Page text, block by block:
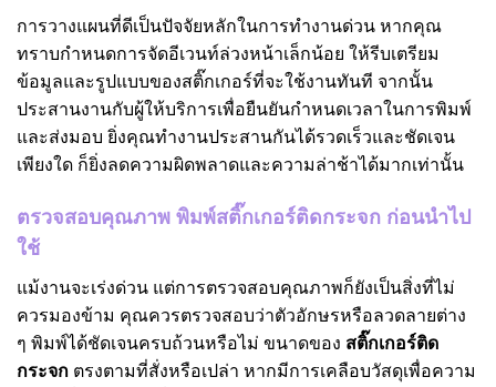
การวางแผนที่ดีเป็นปัจจัยหลักในการทำงานด่วน หากคุณ
ทราบกำหนดการจัดอีเวนท์ล่วงหน้าเล็กน้อย ให้รีบเตรียม
ข้อมูลและรูปแบบของสติ๊กเกอร์ที่จะใช้งานทันที จากนั้น
ประสานงานกับผู้ให้บริการเพื่อยืนยันกำหนดเวลาในการพิมพ์
และส่งมอบ ยิ่งคุณทำงานประสานกันได้รวดเร็วและชัดเจน
เพียงใด ก็ยิ่งลดความผิดพลาดและความล่าช้าได้มากเท่านั้น
ตรวจสอบคุณภาพ พิมพ์สติ๊กเกอร์ติดกระจก ก่อนนำไป
ใช้
แม้งานจะเร่งด่วน แต่การตรวจสอบคุณภาพก็ยังเป็นสิ่งที่ไม่
ควรมองข้าม คุณควรตรวจสอบว่าตัวอักษรหรือลวดลายต่าง
ๆ พิมพ์ได้ชัดเจนครบถ้วนหรือไม่ ขนาดของ สติ๊กเกอร์ติด
กระจก ตรงตามที่สั่งหรือเปล่า หากมีการเคลือบวัสดุเพื่อความ